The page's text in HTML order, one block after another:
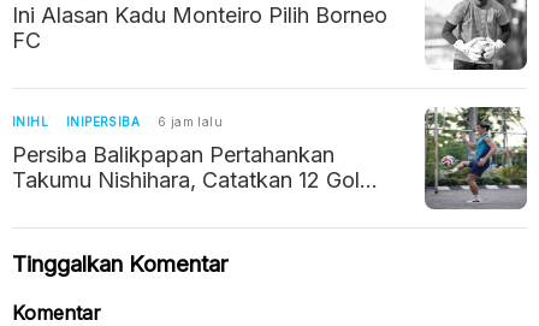
Ini Alasan Kadu Monteiro Pilih Borneo
FC
INIHL INIPERSIBA 6 jam lalu
Persiba Balikpapan Pertahankan
Takumu Nishihara, Catatkan 12 Gol
Tinggalkan Komentar
Komentar